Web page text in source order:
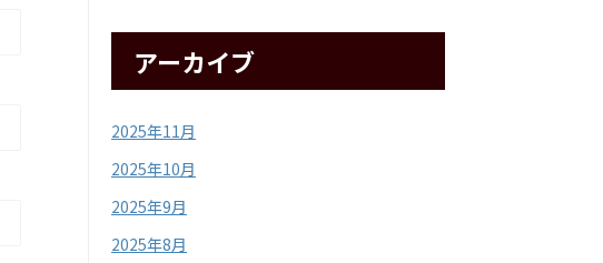
アーカイブ
2025年11月
2025年10月
2025年9月
2025年8月